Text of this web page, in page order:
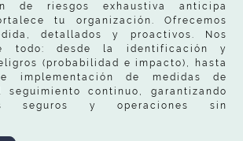
de riesgos exhaustiva anticipa
tu organización. Ofrecemos
detallados y proactivos. Nos
todo: desde la identificación y
(probabilidad e impacto), hasta
implementación de medidas de
continuo, garantizando
seguros y operaciones sin